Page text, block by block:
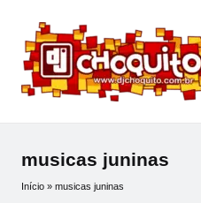
musicas juninas
Início » musicas juninas